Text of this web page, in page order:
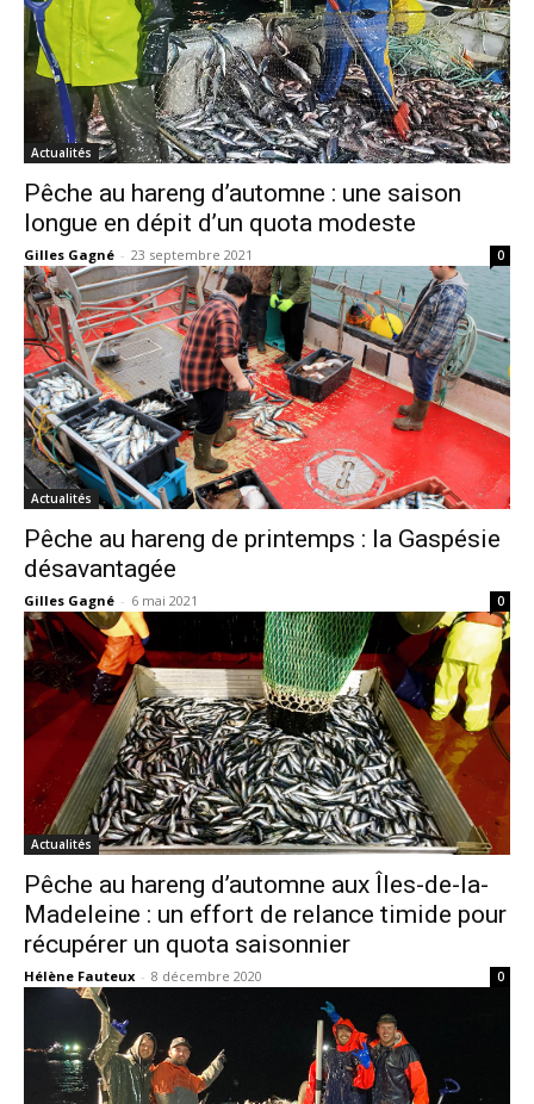
Actualités
Pêche au hareng d’automne : une saison
longue en dépit d’un quota modeste
Gilles Gagné - 23 septembre 2021 0
Actualités
Pêche au hareng de printemps : la Gaspésie
désavantagée
Gilles Gagné - 6 mai 2021 0
Actualités
Pêche au hareng d’automne aux Îles-de-la-
Madeleine : un effort de relance timide pour
récupérer un quota saisonnier
Hélène Fauteux - 8 décembre 2020 0